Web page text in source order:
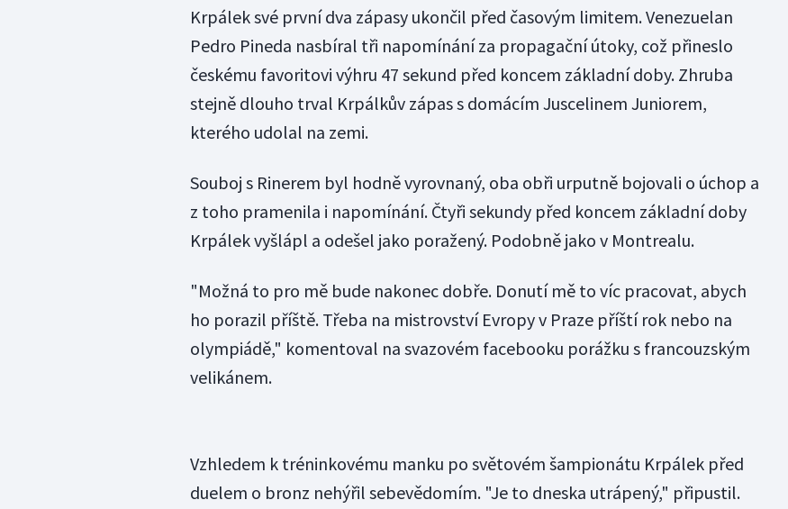
Krpálek své první dva zápasy ukončil před časovým limitem. Venezuelan
Pedro Pineda nasbíral tři napomínání za propagační útoky, což přineslo
českému favoritovi výhru 47 sekund před koncem základní doby. Zhruba
stejně dlouho trval Krpálkův zápas s domácím Juscelinem Juniorem,
kterého udolal na zemi.
Souboj s Rinerem byl hodně vyrovnaný, oba obři urputně bojovali o úchop a
z toho pramenila i napomínání. Čtyři sekundy před koncem základní doby
Krpálek vyšlápl a odešel jako poražený. Podobně jako v Montrealu.
"Možná to pro mě bude nakonec dobře. Donutí mě to víc pracovat, abych
ho porazil příště. Třeba na mistrovství Evropy v Praze příští rok nebo na
olympiádě," komentoval na svazovém facebooku porážku s francouzským
velikánem.
Vzhledem k tréninkovému manku po světovém šampionátu Krpálek před
duelem o bronz nehýřil sebevědomím. "Je to dneska utrápený," připustil.